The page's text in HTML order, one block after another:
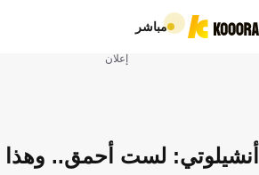
مباشر
إعلان
أنشيلوتي: لست أحمق.. وهذا